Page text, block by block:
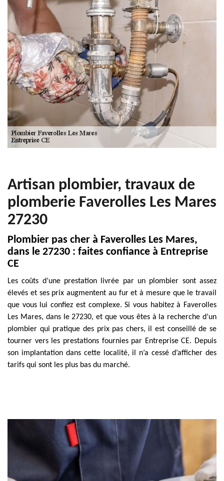
Artisan plombier, travaux de
plomberie Faverolles Les Mares
27230
Plombier pas cher à Faverolles Les Mares,
dans le 27230 : faites confiance à Entreprise
CE
Les coûts d’une prestation livrée par un plombier sont assez
élevés et ses prix augmentent au fur et à mesure que le travail
que vous lui confiez est complexe. Si vous habitez à Faverolles
Les Mares, dans le 27230, et que vous êtes à la recherche d’un
plombier qui pratique des prix pas chers, il est conseillé de se
tourner vers les prestations fournies par Entreprise CE. Depuis
son implantation dans cette localité, il n’a cessé d’afficher des
tarifs qui sont les plus bas du marché.